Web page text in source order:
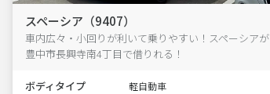
スペーシア（9407）
車内広々・小回りが利いて乗りやすい！スペーシアが
豊中市長興寺南4丁目で借りれる！
ボディタイプ 軽自動車